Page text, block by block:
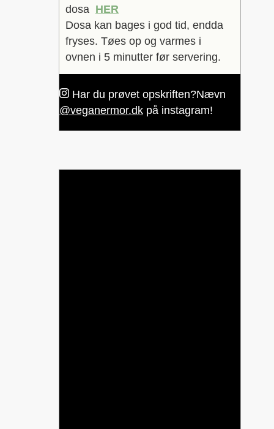
dosa HER
Dosa kan bages i god tid, endda
fryses. Tøes op og varmes i
ovnen i 5 minutter før servering.
Har du prøvet opskriften?Nævn
@veganermor.dk på instagram!